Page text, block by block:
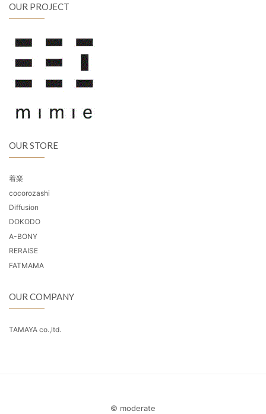
OUR PROJECT
OUR STORE
着楽
cocorozashi
Diffusion
DOKODO
A-BONY
RERAISE
FATMAMA
OUR COMPANY
TAMAYA co.,ltd.
© moderate